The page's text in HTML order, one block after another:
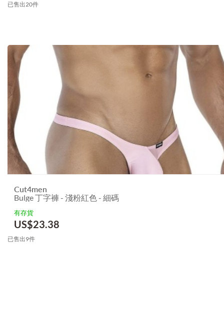
已售出20件
Cut4men
Bulge 丁字褲 - 淺粉紅色 - 細碼
有存貨
US$23.38
已售出9件